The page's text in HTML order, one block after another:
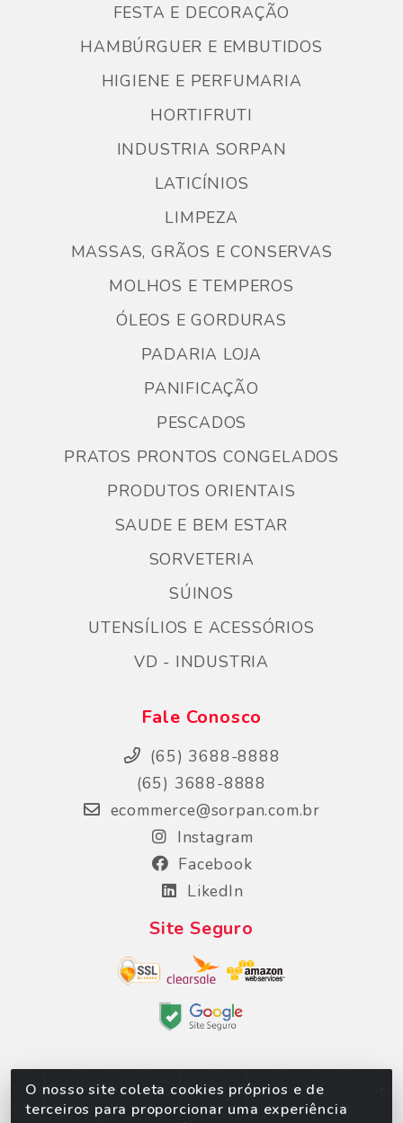
O nosso site coleta cookies próprios e de
terceiros para proporcionar uma experiência
FESTA E DECORAÇÃO
HAMBÚRGUER E EMBUTIDOS
HIGIENE E PERFUMARIA
HORTIFRUTI
INDUSTRIA SORPAN
LATICÍNIOS
LIMPEZA
MASSAS, GRÃOS E CONSERVAS
MOLHOS E TEMPEROS
ÓLEOS E GORDURAS
PADARIA LOJA
PANIFICAÇÃO
PESCADOS
PRATOS PRONTOS CONGELADOS
PRODUTOS ORIENTAIS
SAUDE E BEM ESTAR
SORVETERIA
SÚINOS
UTENSÍLIOS E ACESSÓRIOS
VD - INDUSTRIA
Fale Conosco
(65) 3688-8888
(65) 3688-8888
ecommerce@sorpan.com.br
Instagram
Facebook
LikedIn
Site Seguro
Sorpan - Rodovia dos Imigrantes, Lote 06, São